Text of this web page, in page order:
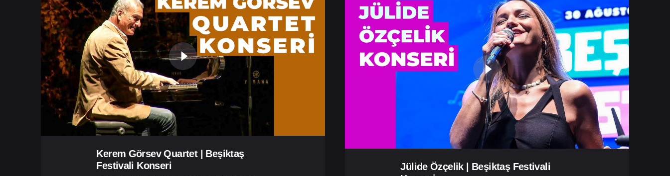
Kerem Görsev Quartet | Beşiktaş
Festivali Konseri
Jülide Özçelik | Beşiktaş Festivali